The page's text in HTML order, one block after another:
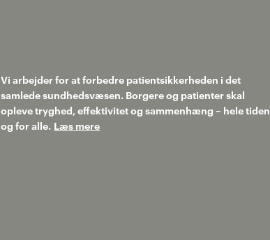
Vi arbejder for at forbedre patientsikkerheden i det
samlede sundhedsvæsen. Borgere og patienter skal
opleve tryghed, effektivitet og sammenhæng – hele tiden
og for alle. Læs mere